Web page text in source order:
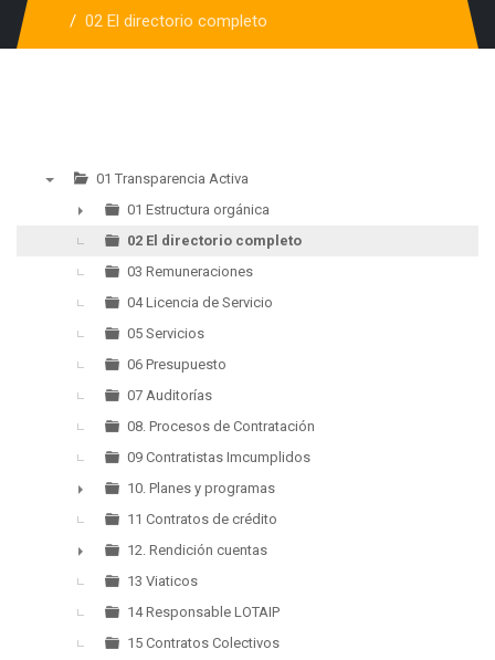
02 El directorio completo
01 Transparencia Activa
►
01 Estructura orgánica
02 El directorio completo
03 Remuneraciones
04 Licencia de Servicio
05 Servicios
06 Presupuesto
07 Auditorías
08. Procesos de Contratación
09 Contratistas Imcumplidos
►
10. Planes y programas
11 Contratos de crédito
►
12. Rendición cuentas
13 Viaticos
14 Responsable LOTAIP
15 Contratos Colectivos